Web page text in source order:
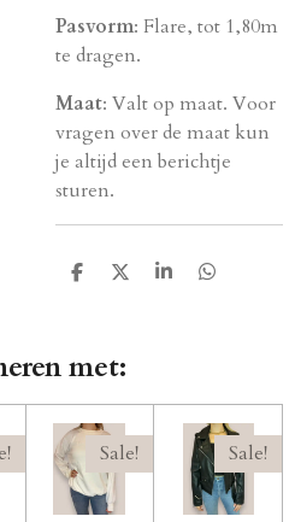
Pasvorm: Flare, tot 1,80m
te dragen.
Maat: Valt op maat. Voor
vragen over de maat kun
je altijd een berichtje
sturen.
D
D
S
D
met:
Sale! Sale!